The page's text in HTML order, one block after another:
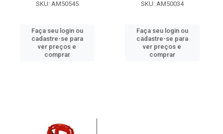
SKU: AM50545
Faça seu login ou
cadastre-se para
ver preços e
comprar
SKU: AM50034
Faça seu login ou
cadastre-se para
ver preços e
comprar